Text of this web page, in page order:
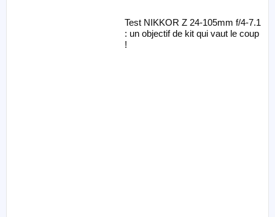
Test NIKKOR Z 24-105mm f/4-7.1
: un objectif de kit qui vaut le coup
!